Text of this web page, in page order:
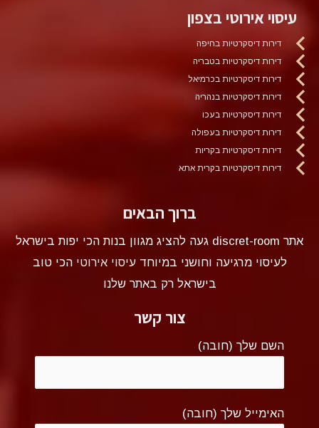
עיסוי אירוטי בצפון
דירות דיסקרטיות בחיפה
דירות דיסקרטיות בטבריה
דירות דיסקרטיות בכרמיאל
דירות דיסקרטיות בנהריה
דירות דיסקרטיות בעכו
דירות דיסקרטיות בעפולה
דירות דיסקרטיות בקריות
דירות דיסקרטיות בקרית אתא
ברוך הבאים
אתר discret-room געה להציג מגוון בנות הכי יפות בישראל
לעיסוי מרגיעה וחושני במיוחדעיסוי אירוטי הכי טוב
בישראל רק באתר שלנו
צור קשר
השם שלך (חובה)
האימייל שלך (חובה)